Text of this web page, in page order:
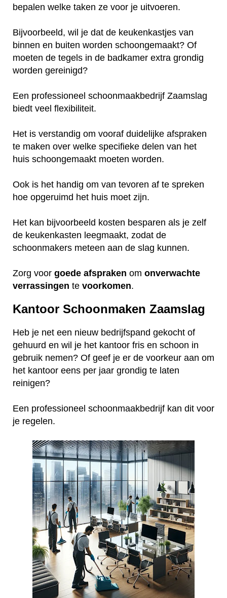
bepalen welke taken ze voor je uitvoeren.
Bijvoorbeeld, wil je dat de keukenkastjes van
binnen en buiten worden schoongemaakt? Of
moeten de tegels in de badkamer extra grondig
worden gereinigd?
Een professioneel schoonmaakbedrijf Zaamslag
biedt veel flexibiliteit.
Het is verstandig om vooraf duidelijke afspraken
te maken over welke specifieke delen van het
huis schoongemaakt moeten worden.
Ook is het handig om van tevoren af te spreken
hoe opgeruimd het huis moet zijn.
Het kan bijvoorbeeld kosten besparen als je zelf
de keukenkasten leegmaakt, zodat de
schoonmakers meteen aan de slag kunnen.
Zorg voor goede afspraken om onverwachte
verrassingen te voorkomen.
Kantoor Schoonmaken Zaamslag
Heb je net een nieuw bedrijfspand gekocht of
gehuurd en wil je het kantoor fris en schoon in
gebruik nemen? Of geef je er de voorkeur aan om
het kantoor eens per jaar grondig te laten
reinigen?
Een professioneel schoonmaakbedrijf kan dit voor
je regelen.